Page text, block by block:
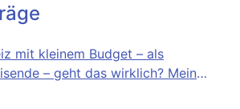
mit kleinem Budget – als
– geht das wirklich? Mein